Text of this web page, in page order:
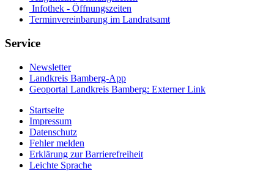
Infothek - Öffnungszeiten
Terminvereinbarung im Landratsamt
Service
Newsletter
Landkreis Bamberg-App
Geoportal Landkreis Bamberg: Externer Link
Startseite
Impressum
Datenschutz
Fehler melden
Erklärung zur Barrierefreiheit
Leichte Sprache